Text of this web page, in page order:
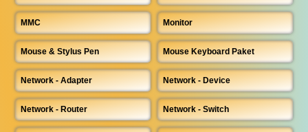
MMC Monitor
Mouse & Stylus Pen Mouse Keyboard Paket
Network - Adapter Network - Device
Network - Router Network - Switch